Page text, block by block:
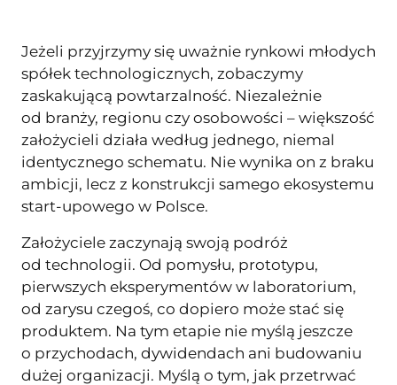
Jeżeli przyjrzymy się uważnie rynkowi młodych
spółek technologicznych, zobaczymy
zaskakującą powtarzalność. Niezależnie
od branży, regionu czy osobowości – większość
założycieli działa według jednego, niemal
identycznego schematu. Nie wynika on z braku
ambicji, lecz z konstrukcji samego ekosystemu
start-upowego w Polsce.
Założyciele zaczynają swoją podróż
od technologii. Od pomysłu, prototypu,
pierwszych eksperymentów w laboratorium,
od zarysu czegoś, co dopiero może stać się
produktem. Na tym etapie nie myślą jeszcze
o przychodach, dywidendach ani budowaniu
dużej organizacji. Myślą o tym, jak przetrwać